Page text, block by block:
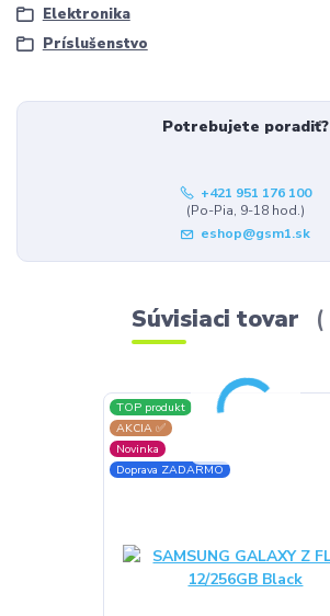
Elektronika
Príslušenstvo
Potrebujete poradiť?
+421 951 176 100
(Po-Pia, 9-18 hod.)
eshop@gsm1.sk
Súvisiaci tovar
TOP produkt
AKCIA ✅
Novinka
Doprava ZADARMO